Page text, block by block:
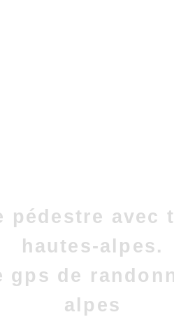
pédestre avec
hautes-alpes.
de
alpes